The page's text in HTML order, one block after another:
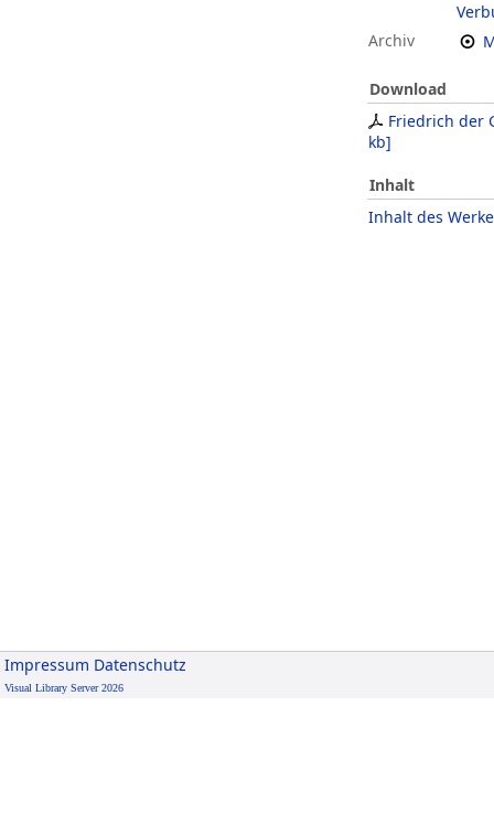
Archiv
Download
Friedrich der
kb]
Inhalt
Inhalt des
Impressum Datenschutz
Visual Library Server 2026